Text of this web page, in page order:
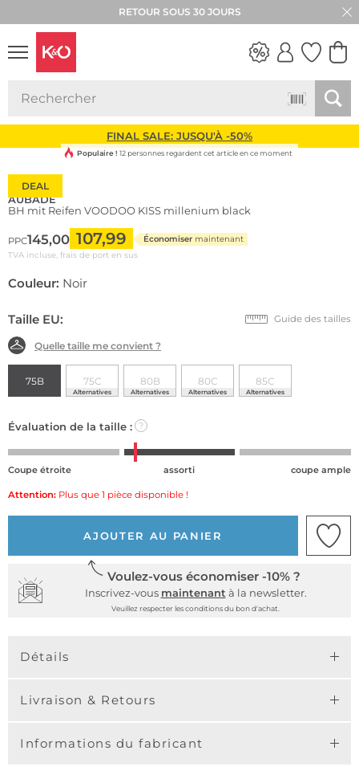
RETOUR SOUS 30 JOURS
FINAL SALE: JUSQU'À -50%
DEAL
Populaire ! 12 personnes regardent cet article en ce moment
AUBADE
BH mit Reifen VOODOO KISS millenium black
PPC145,00 107,99 Économiser maintenant
TVA incluse, frais de port en sus
Couleur: Noir
Taille EU: Guide des tailles
Quelle taille me convient ?
75B 75C
Alternatives
80B
Alternatives
80C
Alternatives
85C
Alternatives
Évaluation de la taille : ?
Coupe étroite assorti coupe ample
Attention: Plus que 1 pièce disponible !
AJOUTER AU PANIER
Voulez-vous économiser -10% ?
Inscrivez-vous maintenant à la newsletter.
Veuillez respecter les conditions du bon d'achat.
Détails
Livraison & Retours
Informations du fabricant